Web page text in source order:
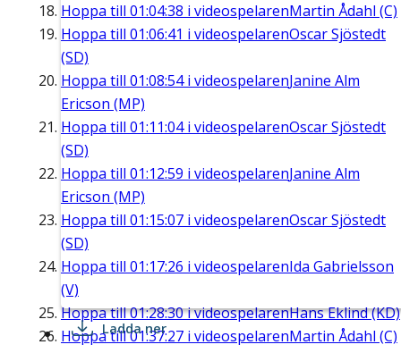
Hoppa till 01:04:38 i videospelarenMartin Ådahl (C)
Hoppa till 01:06:41 i videospelarenOscar Sjöstedt
(SD)
Hoppa till 01:08:54i videospelarenJanine Alm
Ericson (MP)
Hoppa till 01:11:04i videospelarenOscar Sjöstedt
(SD)
Hoppa till 01:12:59 i videospelarenJanine Alm
Ericson (MP)
Hoppa till 01:15:07 i videospelarenOscar Sjöstedt
(SD)
Hoppa till 01:17:26 i videospelarenIda Gabrielsson
(V)
Hoppa till01:28:30i videospelarenHans Eklind (KD)
Hoppa till01:37:27 i videospelarenMartin Ådahl (C)
Ladda ner